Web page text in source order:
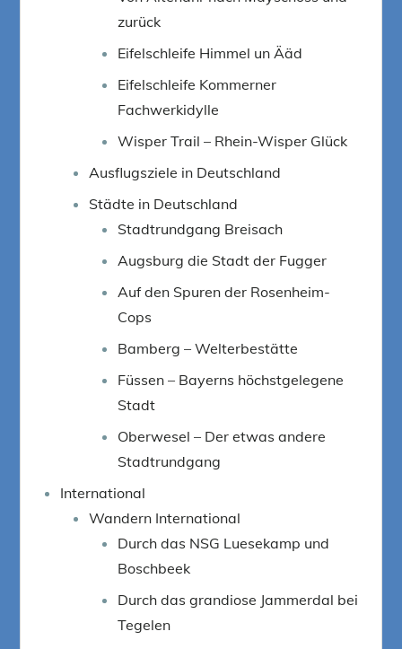
zurück
Eifelschleife Himmel un Ääd
Eifelschleife Kommerner
Fachwerkidylle
Wisper Trail – Rhein-Wisper Glück
Ausflugsziele in Deutschland
Städte in Deutschland
Stadtrundgang Breisach
Augsburg die Stadt der Fugger
Auf den Spuren der Rosenheim-
Cops
Bamberg – Welterbestätte
Füssen – Bayerns höchstgelegene
Stadt
Oberwesel – Der etwas andere
Stadtrundgang
International
Wandern International
Durch das NSG Luesekamp und
Boschbeek
Durch das grandiose Jammerdal bei
Tegelen